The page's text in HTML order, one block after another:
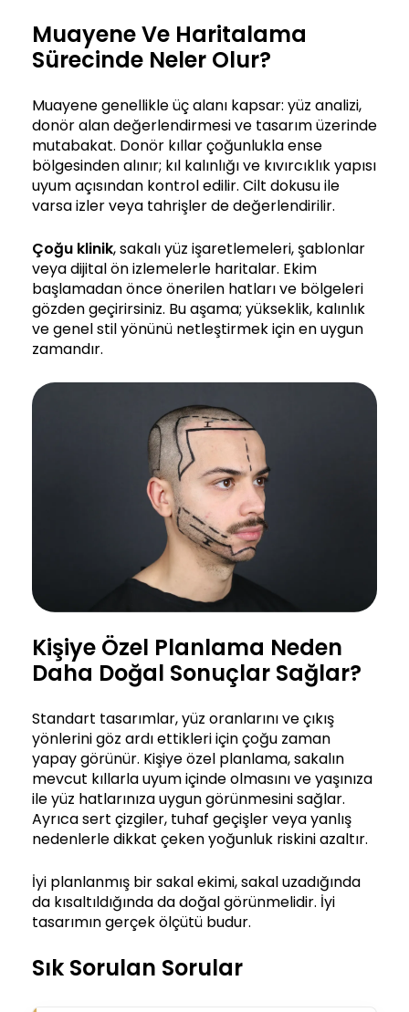
Muayene Ve Haritalama
Sürecinde Neler Olur?
Muayene genellikle üç alanı kapsar: yüz analizi,
donör alan değerlendirmesi ve tasarım üzerinde
mutabakat. Donör kıllar çoğunlukla ense
bölgesinden alınır; kıl kalınlığı ve kıvırcıklık yapısı
uyum açısından kontrol edilir. Cilt dokusu ile
varsa izler veya tahrişler de değerlendirilir.
Çoğu klinik, sakalı yüz işaretlemeleri, şablonlar
veya dijital ön izlemelerle haritalar. Ekim
başlamadan önce önerilen hatları ve bölgeleri
gözden geçirirsiniz. Bu aşama; yükseklik, kalınlık
ve genel stil yönünü netleştirmek için en uygun
zamandır.
Kişiye Özel Planlama Neden
Daha Doğal Sonuçlar Sağlar?
Standart tasarımlar, yüz oranlarını ve çıkış
yönlerini göz ardı ettikleri için çoğu zaman
yapay görünür. Kişiye özel planlama, sakalın
mevcut kıllarla uyum içinde olmasını ve yaşınıza
ile yüz hatlarınıza uygun görünmesini sağlar.
Ayrıca sert çizgiler, tuhaf geçişler veya yanlış
nedenlerle dikkat çeken yoğunluk riskini azaltır.
İyi planlanmış bir sakal ekimi, sakal uzadığında
da kısaltıldığında da doğal görünmelidir. İyi
tasarımın gerçek ölçütü budur.
Sık Sorulan Sorular